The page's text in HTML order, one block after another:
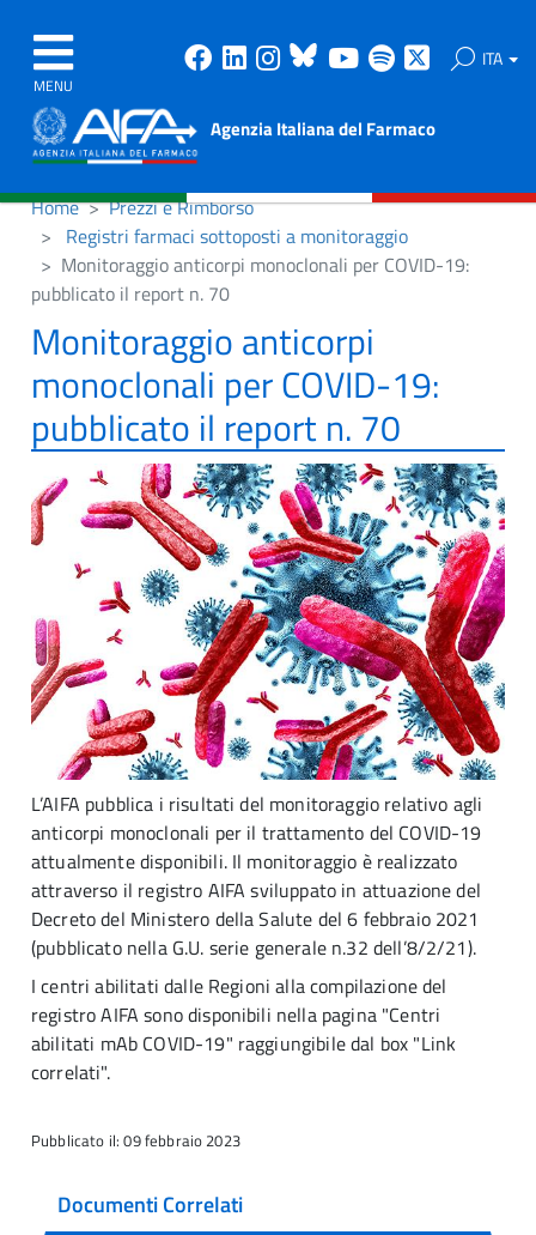
MENU
Facebook
Linkedin
Instagram
Bluesky
Youtube
Spotify ITA
Agenzia Italiana del Farmaco
Home
Prezzi e Rimborso
Registri farmaci sottoposti a monitoraggio
Monitoraggio anticorpi monoclonali per COVID-19:
pubblicato il report n. 70
Monitoraggio anticorpi
monoclonali per COVID-19:
pubblicato il report n. 70
L’AIFA pubblica i risultati del monitoraggio relativo agli
anticorpi monoclonali per il trattamento del COVID-19
attualmente disponibili. Il monitoraggio è realizzato
attraverso il registro AIFA sviluppato in attuazione del
Decreto del Ministero della Salute del 6 febbraio 2021
(pubblicato nella G.U. serie generale n.32 dell’8/2/21).
I centri abilitati dalle Regioni alla compilazione del
registro AIFA sono disponibili nella pagina "Centri
abilitati mAb COVID-19" raggiungibile dal box "Link
correlati".
Pubblicato il: 09 febbraio 2023
Documenti Correlati